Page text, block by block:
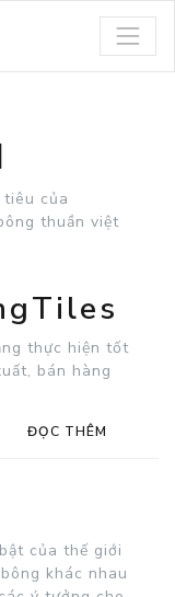
của
thuần việt
thực hiện tốt
bán hàng
ĐỌC THÊM
của thế giới
khác nhau